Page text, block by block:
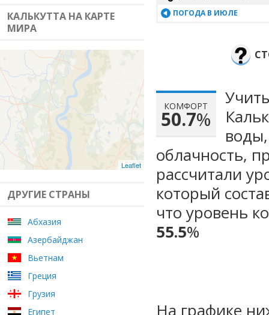
КАЛЬКУТТА НА КАРТЕ
МИРА
Leaflet
ДРУГИЕ СТРАНЫ
Абхазия
Азербайджан
Вьетнам
Греция
Грузия
Египет
ПОГОДА В ИЮЛЕ
КОМФОРТ
50.7%
облачность,
рассчитали
который
что уровень
55.5%
На графике